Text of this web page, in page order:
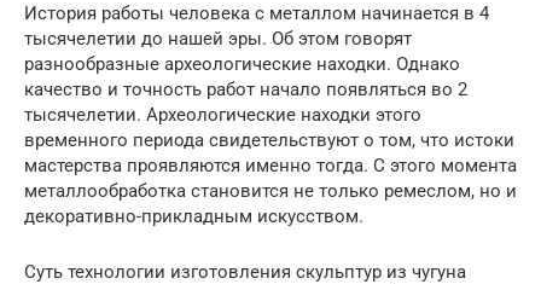
История работы человека с металлом начинается в 4
тысячелетии до нашей эры. Об этом говорят
разнообразные археологические находки. Однако
качество и точность работ начало появляться во 2
тысячелетии. Археологические находки этого
временного периода свидетельствуют о том, что истоки
мастерства проявляются именно тогда. С этого момента
металлообработка становится не только ремеслом, но и
декоративно-прикладным искусством.
Суть технологии изготовления скульптур из чугуна